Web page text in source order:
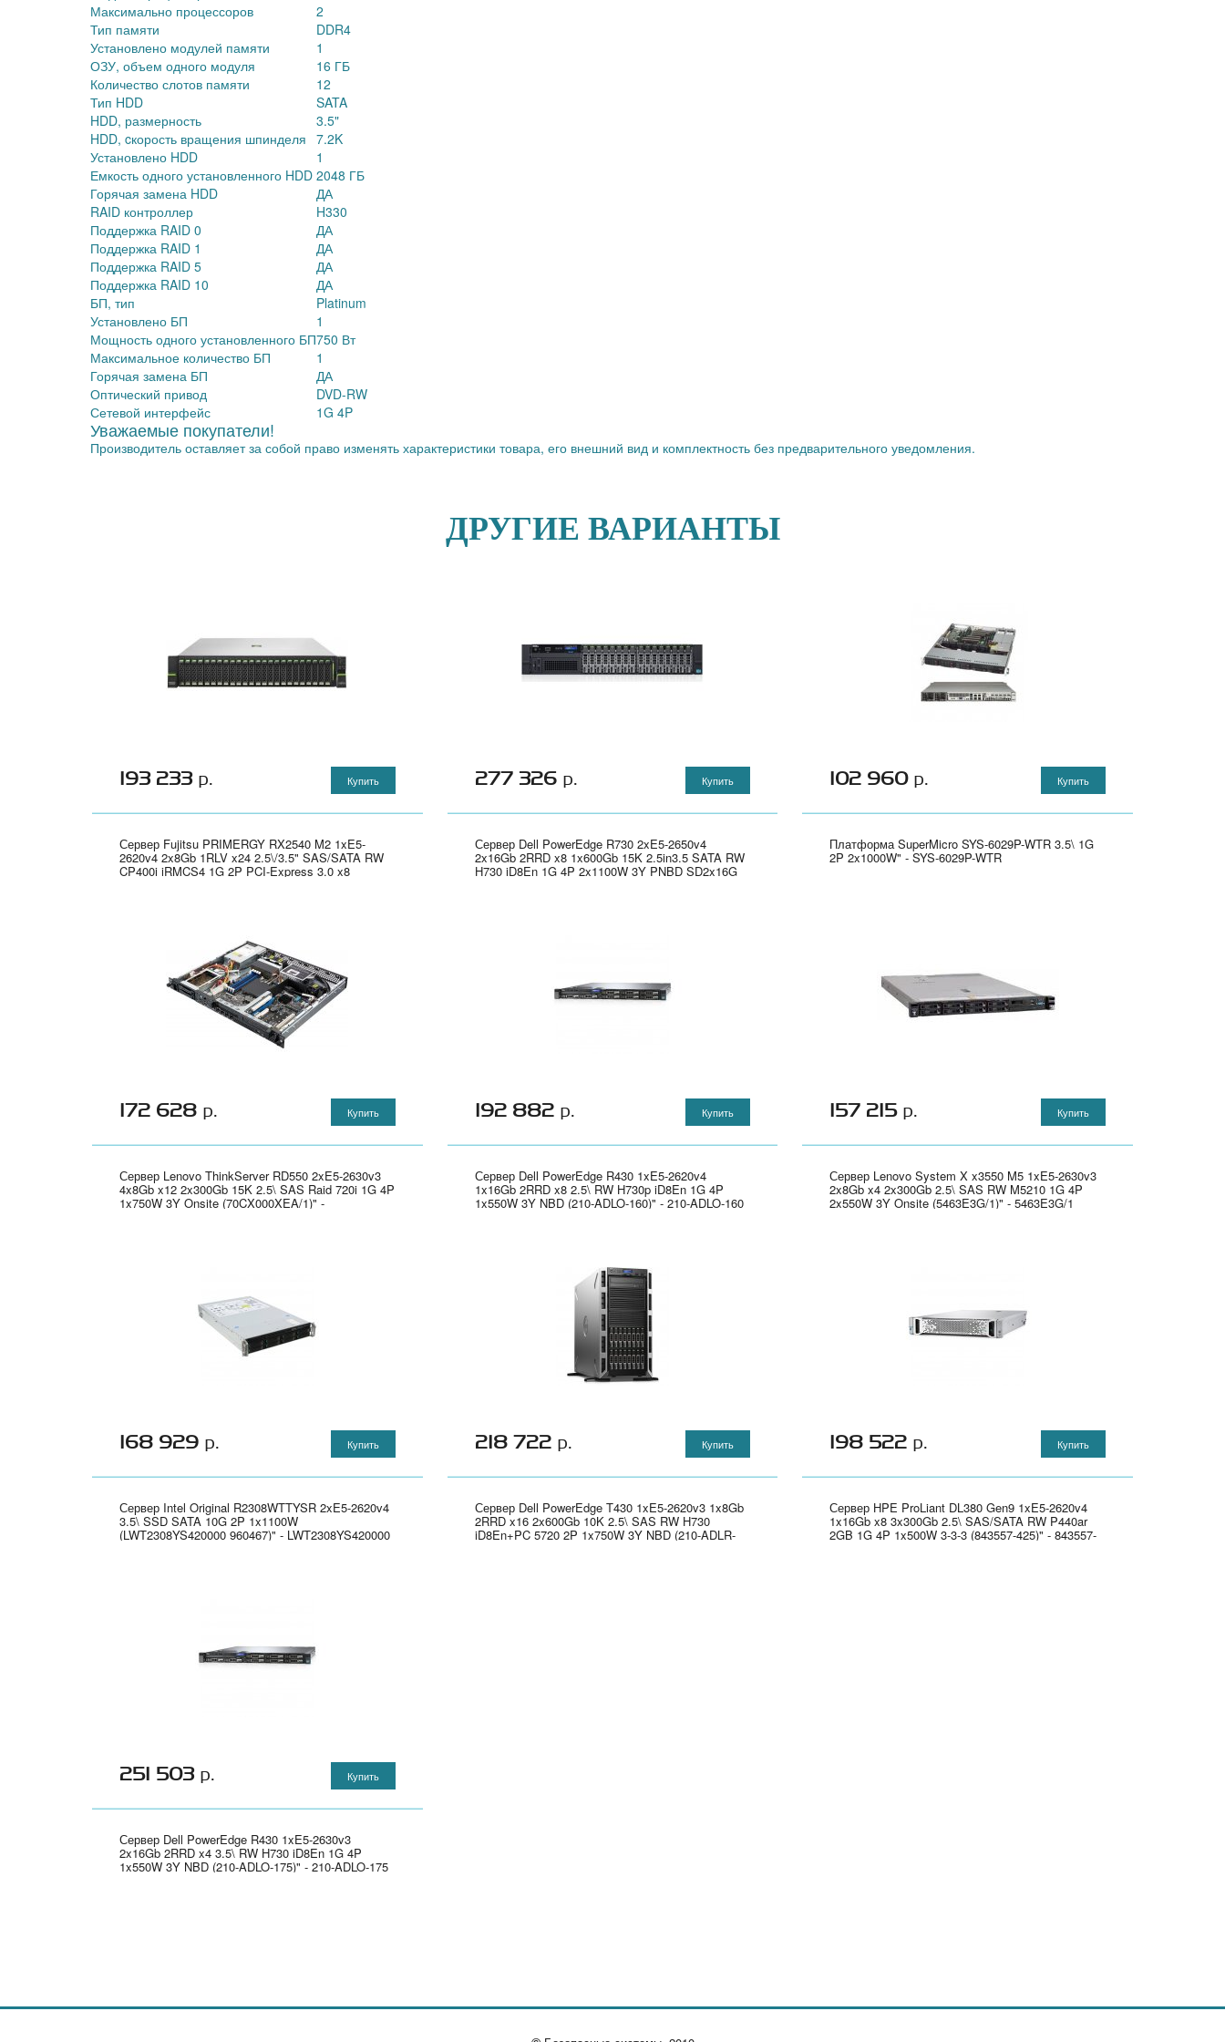
Максимально процессоров
2
Тип памяти
DDR4
Установлено модулей памяти
1
ОЗУ, объем одного модуля
16 ГБ
Количество слотов памяти
12
Тип HDD
SATA
HDD, размерность
3.5"
HDD, cкорость вращения шпинделя 7.2K
Установлено HDD
1
Емкость одного установленного HDD 2048 ГБ
Горячая замена HDD
ДА
RAID контроллер
H330
Поддержка RAID 0
ДА
Поддержка RAID 1
ДА
Поддержка RAID 5
ДА
Поддержка RAID 10
ДА
БП, тип
Platinum
Установлено БП
1
Мощность одного установленного БП750 Вт
Максимальное количество БП
1
Горячая замена БП
ДА
Оптический привод
DVD-RW
Сетевой интерфейс
1G 4P
Уважаемые покупатели!
Производитель оставляет за собой право изменять характеристики товара, его внешний вид и комплектность без предварительного уведомления.
ДРУГИЕ ВАРИАНТЫ
193 233р. Купить
Сервер Fujitsu PRIMERGY RX2540 M2 1xE5-
2620v4 2x8Gb 1RLV x24 2.5\/3.5" SAS/SATA RW
CP400i iRMCS4 1G 2P PCI-Express 3.0 x8
277 326р. Купить
Сервер Dell PowerEdge R730 2xE5-2650v4
2x16Gb 2RRD x8 1x600Gb 15K 2.5in3.5 SATA RW
H730 iD8En 1G 4P 2x1100W 3Y PNBD SD2x16G
102 960р. Купить
Платформа SuperMicro SYS-6029P-WTR 3.5\ 1G
2P 2x1000W" - SYS-6029P-WTR
172 628 р. Купить
Сервер Lenovo ThinkServer RD550 2xE5-2630v3
4x8Gb x12 2x300Gb 15K 2.5\ SAS Raid 720i 1G 4P
1x750W 3Y Onsite (70CX000XEA/1)" -
192 882р. Купить
Сервер Dell PowerEdge R430 1xE5-2620v4
1x16Gb 2RRD x8 2.5\ RW H730p iD8En 1G 4P
1x550W 3Y NBD (210-ADLO-160)" - 210-ADLO-160
157 215р. Купить
Сервер Lenovo System X x3550 M5 1xE5-2630v3
2x8Gb x4 2x300Gb 2.5\ SAS RW M5210 1G 4P
2x550W 3Y Onsite (5463E3G/1)" - 5463E3G/1
168 929 р. Купить
Сервер Intel Original R2308WTTYSR 2xE5-2620v4
3.5\ SSD SATA 10G 2P 1x1100W
(LWT2308YS420000 960467)" - LWT2308YS420000
218 722р. Купить
Сервер Dell PowerEdge T430 1xE5-2620v3 1x8Gb
2RRD x16 2x600Gb 10K 2.5\ SAS RW H730
iD8En+PC 5720 2P 1x750W 3Y NBD (210-ADLR-
198 522 р. Купить
Сервер HPE ProLiant DL380 Gen9 1xE5-2620v4
1x16Gb x8 3x300Gb 2.5\ SAS/SATA RW P440ar
2GB 1G 4P 1x500W 3-3-3 (843557-425)" - 843557-
251 503р. Купить
Сервер Dell PowerEdge R430 1xE5-2630v3
2x16Gb 2RRD x4 3.5\ RW H730 iD8En 1G 4P
1x550W 3Y NBD (210-ADLO-175)" - 210-ADLO-175